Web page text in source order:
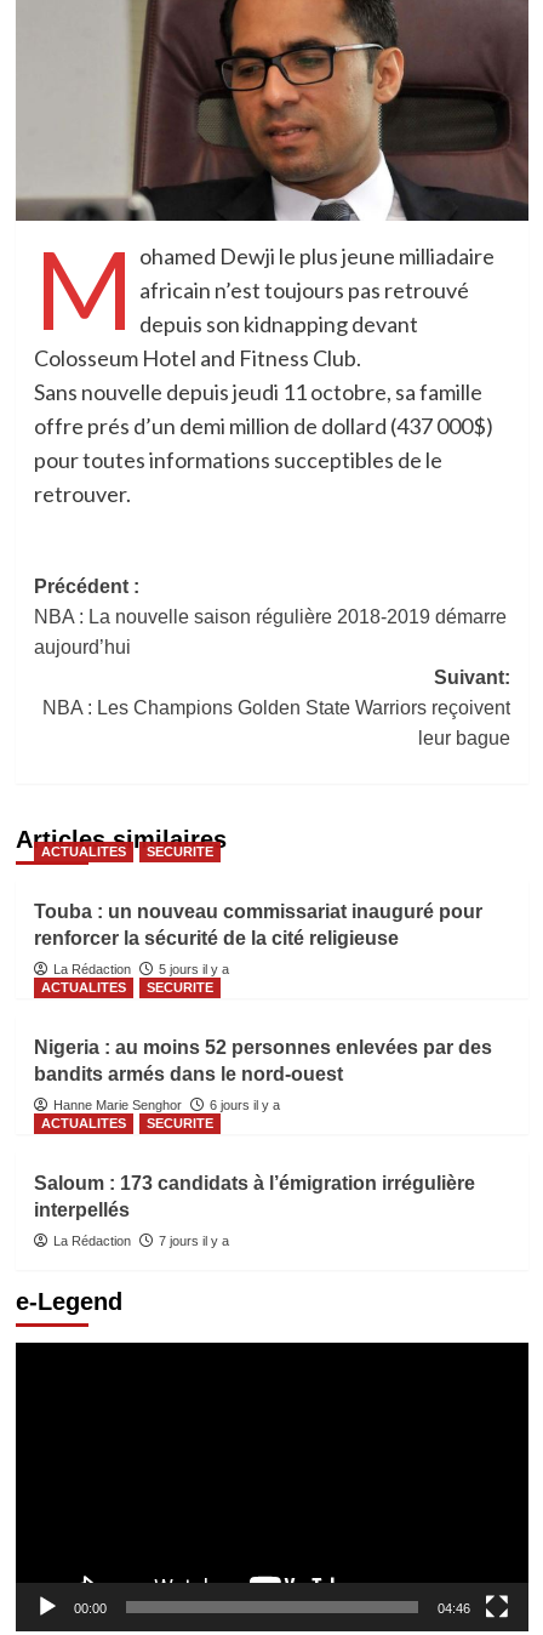
M ohamed Dewji le plus jeune milliadaire
africain n’est toujours pas retrouvé
depuis son kidnapping devant
Colosseum Hotel and Fitness Club.
Sans nouvelle depuis jeudi 11 octobre, sa famille
offre prés d’un demi million de dollard (437 000$)
pour toutes informations succeptibles de le
retrouver.
Navigation
d’article
Précédent :
NBA : La nouvelle saison régulière 2018-2019 démarre
aujourd’hui
Suivant:
NBA : Les Champions Golden State Warriors reçoivent
leur bague
Articles similaires
ACTUALITES SECURITE
Touba : un nouveau commissariat inauguré pour
renforcer la sécurité de la cité religieuse
La Rédaction
5 jours il y a
ACTUALITES
SECURITE
Nigeria : au moins 52 personnes enlevées par des
bandits armés dans le nord-ouest
Hanne Marie Senghor
6 jours il y a
ACTUALITES
SECURITE
Saloum : 173 candidats à l’émigration irrégulière
interpellés
La Rédaction 7 jours il y a
e-Legend
00:00 04:46